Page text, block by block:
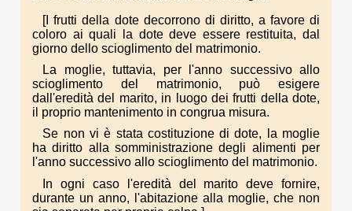
[I frutti della dote decorrono di diritto, a favore di
coloro ai quali la dote deve essere restituita, dal
giorno dello scioglimento del matrimonio.
La moglie, tuttavia, per l'anno successivo allo
scioglimento del matrimonio, può esigere
dall'eredità del marito, in luogo dei frutti della dote,
il proprio mantenimento in congrua misura.
Se non vi è stata costituzione di dote, la moglie
ha diritto alla somministrazione degli alimenti per
l'anno successivo allo scioglimento del matrimonio.
In ogni caso l'eredità del marito deve fornire,
durante un anno, l'abitazione alla moglie, che non